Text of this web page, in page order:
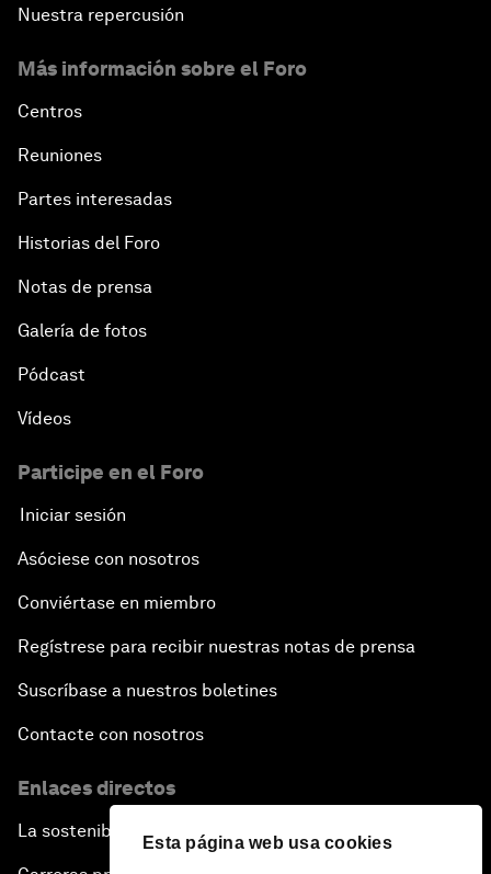
Esta página web usa cookies
Nuestra repercusión
Más información sobre el Foro
Centros
Reuniones
Partes interesadas
Historias del Foro
Notas de prensa
Galería de fotos
Pódcast
Vídeos
Participe en el Foro
Iniciar sesión
Asóciese con nosotros
Conviértase en miembro
Regístrese para recibir nuestras notas de prensa
Suscríbase a nuestros boletines
Contacte con nosotros
Enlaces directos
La sostenibilidad en el Foro